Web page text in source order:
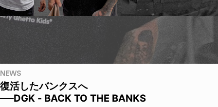
NEWS
復活したバンクスへ
──DGK - BACK TO THE BANKS